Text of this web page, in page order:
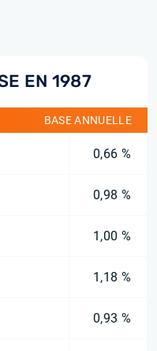
EN 1987
BASE ANNUELLE
0,66 %
0,98 %
1,00 %
1,18 %
0,93 %